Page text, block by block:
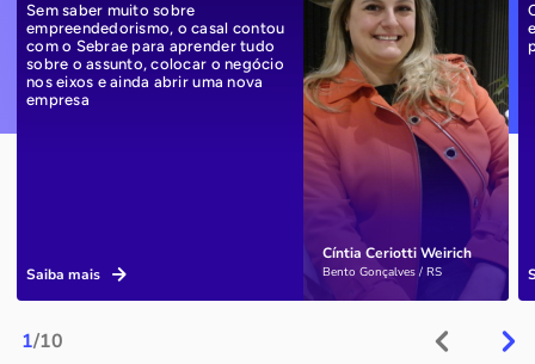
1/10
Cíntia Ceriotti Weirich
Bento Gonçalves / RS
Sem saber muito sobre
empreendedorismo, o casal contou
com o Sebrae para aprender tudo
sobre o assunto, colocar o negócio
nos eixos e ainda abrir uma nova
empresa
Saiba mais